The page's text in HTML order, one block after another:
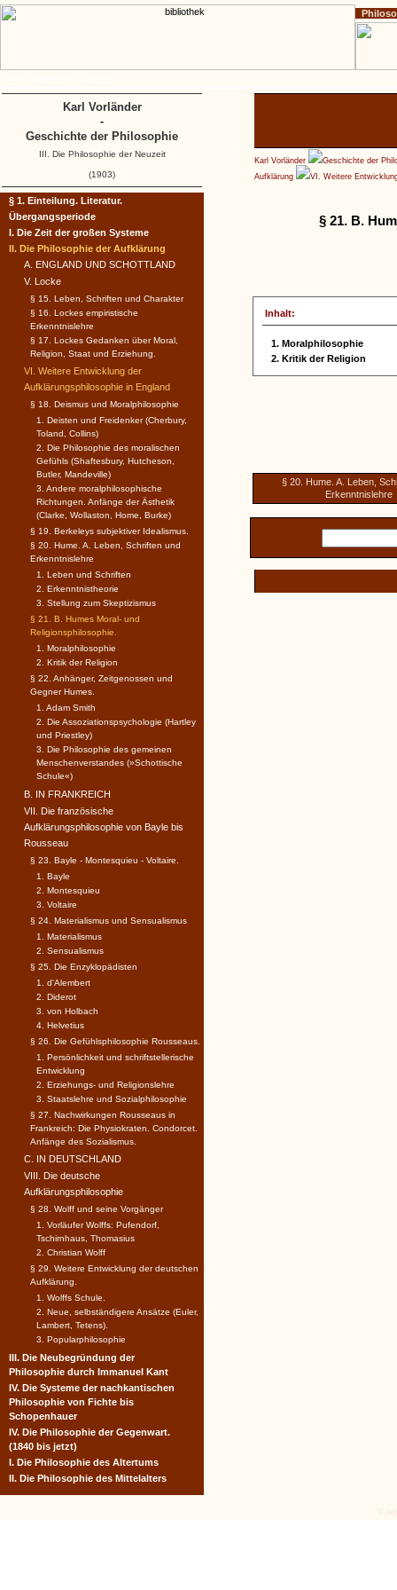
Karl Vorländer
Geschichte der
Aufklärung
VI. Weitere
§ 21. B.
Inhalt:
1. Moralphilosophie
2. Kritik der Religion
§ 20. Hume. A. Leben,
Erkenntnislehre
§ 1. Einteilung. Literatur.
Übergangsperiode
I. Die Zeit der großen Systeme
II. Die Philosophie der Aufklärung
A. ENGLAND UND SCHOTTLAND
V. Locke
§ 15. Leben, Schriften und Charakter
§ 16. Lockes empiristische
Erkenntnislehre
§ 17. Lockes Gedanken über Moral,
Religion, Staat und Erziehung.
VI. Weitere Entwicklung der
Aufklärungsphilosophie in England
§ 18. Deismus und Moralphilosophie
1. Deisten und Freidenker (Cherbury,
Toland, Collins)
2. Die Philosophie des moralischen
Gefühls (Shaftesbury, Hutcheson,
Butler, Mandeville)
3. Andere moralphilosophische
Richtungen. Anfänge der Ästhetik
(Clarke, Wollaston, Home, Burke)
§ 19. Berkeleys subjektiver Idealismus.
§ 20. Hume. A. Leben, Schriften und
Erkenntnislehre
1. Leben und Schriften
2. Erkenntnistheorie
3. Stellung zum Skeptizismus
§ 21. B. Humes Moral- und
Religionsphilosophie.
1. Moralphilosophie
2. Kritik der Religion
§ 22. Anhänger, Zeitgenossen und
Gegner Humes.
1. Adam Smith
2. Die Assoziationspsychologie (Hartley
und Priestley)
3. Die Philosophie des gemeinen
Menschenverstandes (»Schottische
Schule«)
B. IN FRANKREICH
VII. Die französische
Aufklärungsphilosophie von Bayle bis
Rousseau
§ 23. Bayle - Montesquieu - Voltaire.
1. Bayle
2. Montesquieu
3. Voltaire
§ 24. Materialismus und Sensualismus
1. Materialismus
2. Sensualismus
§ 25. Die Enzyklopädisten
1. d'Alembert
2. Diderot
3. von Holbach
4. Helvetius
§ 26. Die Gefühlsphilosophie Rousseaus.
1. Persönlichkeit und schriftstellerische
Entwicklung
2. Erziehungs- und Religionslehre
3. Staatslehre und Sozialphilosophie
§ 27. Nachwirkungen Rousseaus in
Frankreich: Die Physiokraten. Condorcet.
Anfänge des Sozialismus.
C. IN DEUTSCHLAND
VIII. Die deutsche
Aufklärungsphilosophie
§ 28. Wolff und seine Vorgänger
1. Vorläufer Wolffs: Pufendorf,
Tschirnhaus, Thomasius
2. Christian Wolff
§ 29. Weitere Entwicklung der deutschen
Aufklärung.
1. Wolffs Schule.
2. Neue, selbständigere Ansätze (Euler,
Lambert, Tetens).
3. Popularphilosophie
III. Die Neubegründung der
Philosophie durch Immanuel Kant
IV. Die Systeme der nachkantischen
Philosophie von Fichte bis
Schopenhauer
IV. Die Philosophie der Gegenwart.
(1840 bis jetzt)
I. Die Philosophie des Altertums
II. Die Philosophie des Mittelalters
Karl Vorländer
-
Geschichte der Philosophie
III. Die Philosophie der Neuzeit
(1903)